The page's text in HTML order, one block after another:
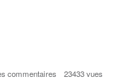
commentaires 23433 vues